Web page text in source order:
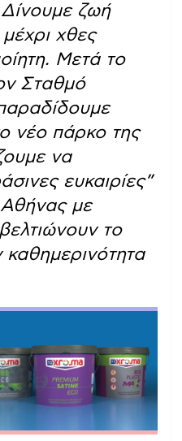
Δίνουμε ζωή
χθες
Μετά το
Σταθμό
νέο πάρκο της
να
ευκαιρίες”
Αθήνας με
το
καθημερινότητα